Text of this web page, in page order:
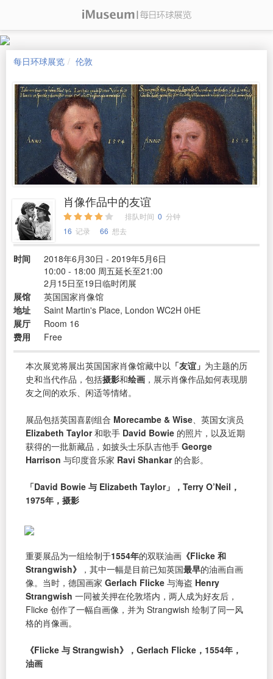
每日环球展览 伦敦
肖像作品中的友谊
排队时间 0 分钟
16 记录 66 想去
时间
2018年6月30日 - 2019年5月6日
10:00 - 18:00 周五延长至21:00
2月15日至19日临时闭展
展馆
英国国家肖像馆
地址
Saint Martin's Place, London WC2H 0HE
展厅
Room 16
费用
Free
本次展览将展出英国国家肖像馆藏中以 「友谊」 为主题的历
史和当代作品，包括摄影和绘画 ，展示肖像作品如何表现朋
友之间的欢乐、闲适等情绪。
展品包括英国喜剧组合 Morecambe & Wise 、英国女演员
Elizabeth Taylor和歌手 David Bowie 的照片，以及近期
获得的一批新藏品，如披头士乐队吉他手 George
Harrison 与印度音乐家 Ravi Shankar的合影。
「David Bowie 与 Elizabeth Taylor」，Terry O’Neil，
1975年，摄影
重要展品为一组绘制于1554年的双联油画 《Flicke 和
Strangwish》
，其中一幅是目前已知英国最早的油画自画
像。当时，德国画家 Gerlach Flicke 与海盗 Henry
Strangwish 一同被关押在伦敦塔内，两人成为好友后，
Flicke 创作了一幅自画像，并为 Strangwish 绘制了同一风
格的肖像画。
《Flicke 与 Strangwish》，Gerlach Flicke，1554年，
油画